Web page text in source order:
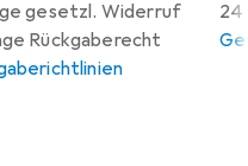
gesetzl. Widerruf
Rückgaberecht
24